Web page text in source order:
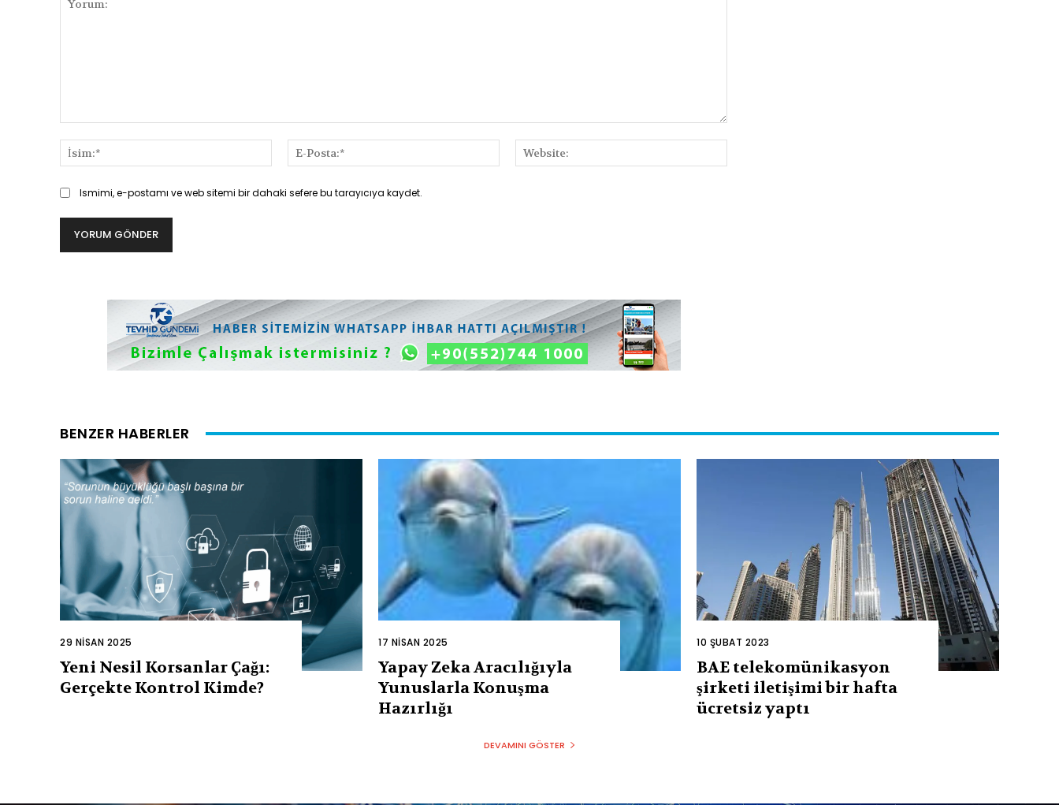
İsim:*
Posta:*
Ismimi, e-postamı ve web sitemi bir dahaki sefere bu tarayıcıya kaydet.
BENZER HABERLER
29 NISAN 2025
Yeni Nesil Korsanlar Çağı:
Gerçekte Kontrol Kimde?
17 NISAN 2025
Yapay Zeka Aracılığıyla
Yunuslarla Konuşma
Hazırlığı
10 ŞUBAT 2023
BAE telekomünikasyon
şirketi iletişimi bir hafta
ücretsiz yaptı
DEVAMINI GÖSTER